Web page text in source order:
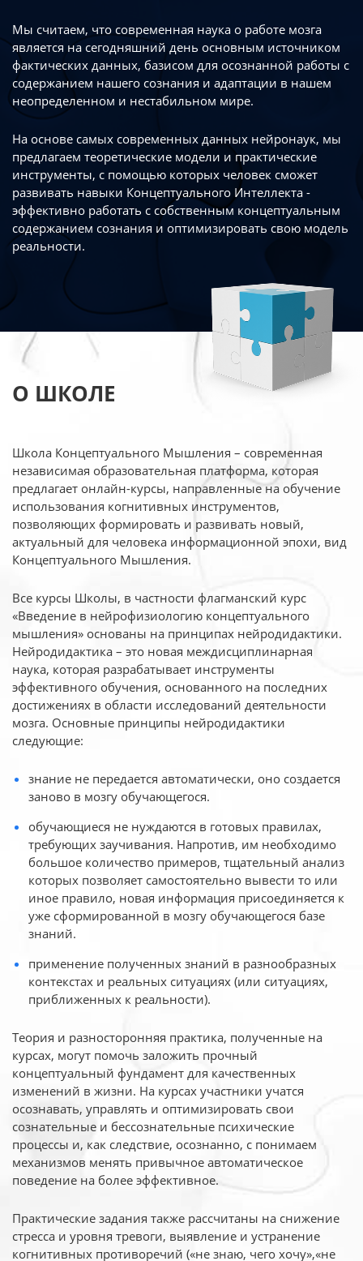
Мы считаем, что современная наука о работе мозга
является на сегодняшний день основным источником
фактических данных, базисом для осознанной работы с
содержанием нашего сознания и адаптации в нашем
неопределенном и нестабильном мире.
На основе самых современных данных нейронаук, мы
предлагаем теоретические модели и практические
инструменты, с помощью которых человек сможет
развивать навыки Концептуального Интеллекта -
эффективно работать с собственным концептуальным
содержанием сознания и оптимизировать свою модель
реальности.
О ШКОЛЕ
Школа Концептуального Мышления – современная
независимая образовательная платформа, которая
предлагает онлайн-курсы, направленные на обучение
использования когнитивных инструментов,
позволяющих формировать и развивать новый,
актуальный для человека информационной эпохи, вид
Концептуального Мышления.
Все курсы Школы, в частности флагманский курс
«Введение в нейрофизиологию концептуального
мышления» основаны на принципах нейродидактики.
Нейродидактика – это новая междисциплинарная
наука, которая разрабатывает инструменты
эффективного обучения, основанного на последних
достижениях в области исследований деятельности
мозга. Основные принципы нейродидактики
следующие:
знание не передается автоматически, оно создается
заново в мозгу обучающегося.
обучающиеся не нуждаются в готовых правилах,
требующих заучивания. Напротив, им необходимо
большое количество примеров, тщательный анализ
которых позволяет самостоятельно вывести то или
иное правило, новая информация присоединяется к
уже сформированной в мозгу обучающегося базе
знаний.
применение полученных знаний в разнообразных
контекстах и реальных ситуациях (или ситуациях,
приближенных к реальности).
Теория и разносторонняя практика, полученные на
курсах, могут помочь заложить прочный
концептуальный фундамент для качественных
изменений в жизни. На курсах участники учатся
осознавать, управлять и оптимизировать свои
сознательные и бессознательные психические
процессы и, как следствие, осознанно, с понимаем
механизмов менять привычное автоматическое
поведение на более эффективное.
Практические задания также рассчитаны на снижение
стресса и уровня тревоги, выявление и устранение
когнитивных противоречий («не знаю, чего хочу»,«не